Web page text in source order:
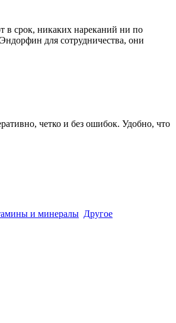
в срок, никаких нареканий ни по
для сотрудничества, они
четко и без ошибок. Удобно, что
и минералы Другое